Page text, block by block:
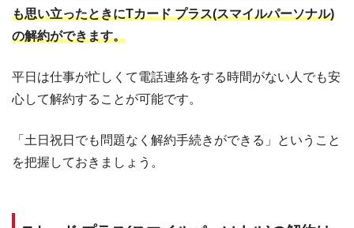
も思い立ったときにTカード プラス(スマイルパーソナル)
の解約ができます。
平日は仕事が忙しくて電話連絡をする時間がない人でも安
心して解約することが可能です。
「土日祝日でも問題なく解約手続きができる」ということ
を把握しておきましょう。